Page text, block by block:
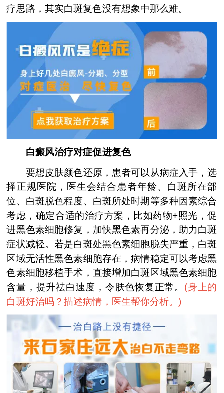
疗思路，其实白斑复色没有想象中那么难。
白癜风治疗对症促进复色
要想皮肤颜色还原，患者可以从病症入手，选
择正规医院，医生会结合患者年龄、白斑所在部
位、白斑脱色程度、白斑所处时期等多种因素综合
考虑，确定合适的治疗方案，比如药物+照光，促
进黑色素细胞修复，加快黑色素再分泌，助力白斑
症状减轻。若是白斑处黑色素细胞脱失严重，白斑
区域无活性黑色素细胞存在，病情稳定可以考虑黑
色素细胞移植手术，直接增加白斑区域黑色素细胞
含量，提升祛白速度，令肤色恢复正常。 (身上的
白斑好治吗？描述病情，医生帮你分析。)